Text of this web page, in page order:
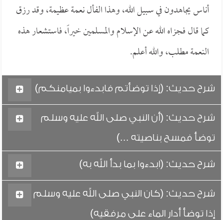
أناس يجاهدون في سبيل الله، وهذا الفأل نعمة عظيمة، وقد رزق
كما قال فجزاه الله عن الإسلام والمسلمين خيراً، فاستشعار هذه
النعمة مطلب، والله أعلم.
شرح حديث: (إذا توضأتم فابدءوا بميامنكم)
شرح حديث: (أن النبي صلى الله عليه وسلم
توضأ فمسح بناصيته ...)
شرح حديث: (ابدءوا بما بدأ الله به)
شرح حديث: (كان النبي صلى الله عليه وسلم
إذا توضأ أدار الماء على مرفقيه)